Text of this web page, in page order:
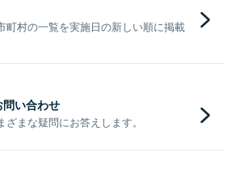
町村の一覧を実施日の新しい順に掲載
い合わせ
まな疑問にお答えします。